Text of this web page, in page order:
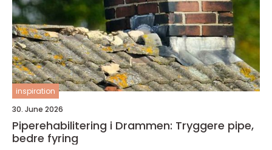
inspiration
30. June 2026
Piperehabilitering i Drammen: Tryggere pipe,
bedre fyring